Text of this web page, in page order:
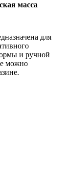
масса
для
и ручной
можно